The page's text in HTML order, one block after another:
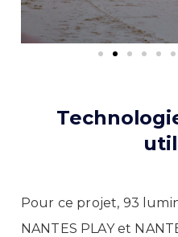
Pour ce projet, 93
NANTES PLAY et